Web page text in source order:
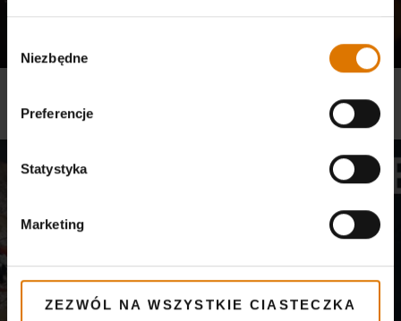
zgody
Niezbędne
Preferencje
Statystyka
Marketing
ZEZWÓL NA WSZYSTKIE CIASTECZKA
KUCHNIE ŚWIATA WEDŁUG WEBERA - GLAZUROWANE ŻEBERKA
Przepisy, Grille węglowe, Seria wędzarek Smokey Mountain Cooker